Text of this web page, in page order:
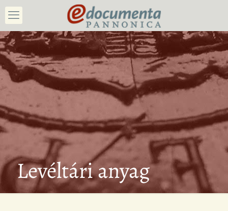
Levéltári anyag